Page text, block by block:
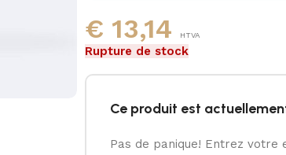
€ 13,14 HTVA
Rupture de stock
Ce produit est
Pas de panique! Entrez votre